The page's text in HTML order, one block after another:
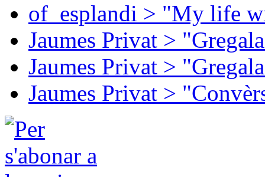
of_esplandi > "My life
Jaumes Privat >
Jaumes Privat >
Jaumes Privat >